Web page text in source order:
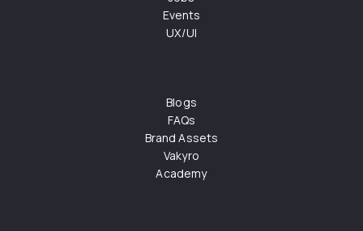
Events
UX/UI
Blogs
FAQs
Brand Assets
Vakyro
Academy